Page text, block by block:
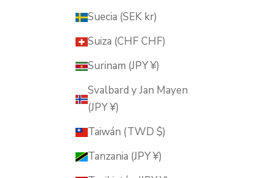
Suecia (SEK kr)
Suiza (CHF CHF)
Surinam (JPY ¥)
Svalbard y Jan Mayen
(JPY ¥)
Taiwán (TWD $)
Tanzania (JPY ¥)